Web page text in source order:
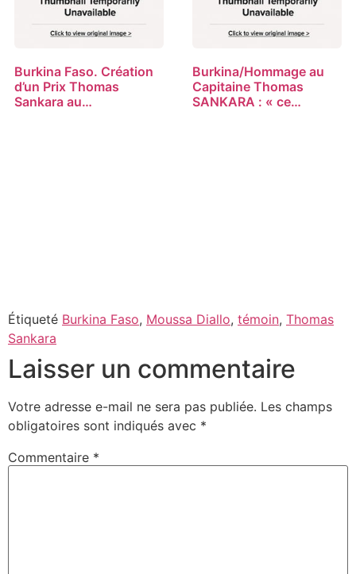
Burkina Faso. Création
d’un Prix Thomas
Sankara au…
Burkina/Hommage au
Capitaine Thomas
SANKARA : « ce…
Étiqueté Burkina Faso, Moussa Diallo, témoin, Thomas
Sankara
Laisser un commentaire
Votre adresse e-mail ne sera pas publiée. Les champs
obligatoires sont indiqués avec *
Commentaire *